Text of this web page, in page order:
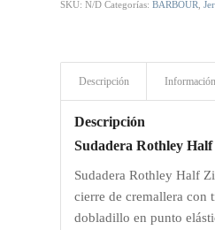
SKU:N/D Categorías:BARBOUR ,
Descripción
Descripción
Sudadera Rothley
Sudadera Rothley Half
cierre de cremallera con
dobladillo en punto